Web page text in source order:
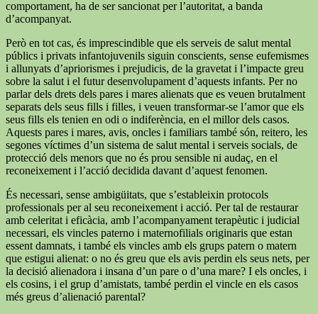
comportament, ha de ser sancionat per l’autoritat, a banda
d’acompanyat.
Però en tot cas, és imprescindible que els serveis de salut mental
públics i privats infantojuvenils siguin conscients, sense eufemismes
i allunyats d’apriorismes i prejudicis, de la gravetat i l’impacte greu
sobre la salut i el futur desenvolupament d’aquests infants. Per no
parlar dels drets dels pares i mares alienats que es veuen brutalment
separats dels seus fills i filles, i veuen transformar-se l’amor que els
seus fills els tenien en odi o indiferència, en el millor dels casos.
Aquests pares i mares, avis, oncles i familiars també són, reitero, les
segones víctimes d’un sistema de salut mental i serveis socials, de
protecció dels menors que no és prou sensible ni audaç, en el
reconeixement i l’acció decidida davant d’aquest fenomen.
És necessari, sense ambigüitats, que s’estableixin protocols
professionals per al seu reconeixement i acció. Per tal de restaurar
amb celeritat i eficàcia, amb l’acompanyament terapèutic i judicial
necessari, els vincles paterno i maternofilials originaris que estan
essent damnats, i també els vincles amb els grups patern o matern
que estigui alienat: o no és greu que els avis perdin els seus nets, per
la decisió alienadora i insana d’un pare o d’una mare? I els oncles, i
els cosins, i el grup d’amistats, també perdin el vincle en els casos
més greus d’alienació parental?